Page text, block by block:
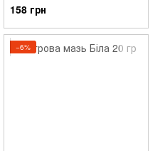
158 грн
−6%